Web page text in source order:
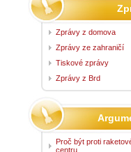
Zprávy z domova
Zprávy ze zahraničí
Tiskové zprávy
Zprávy z Brd
Proč být proti
centru